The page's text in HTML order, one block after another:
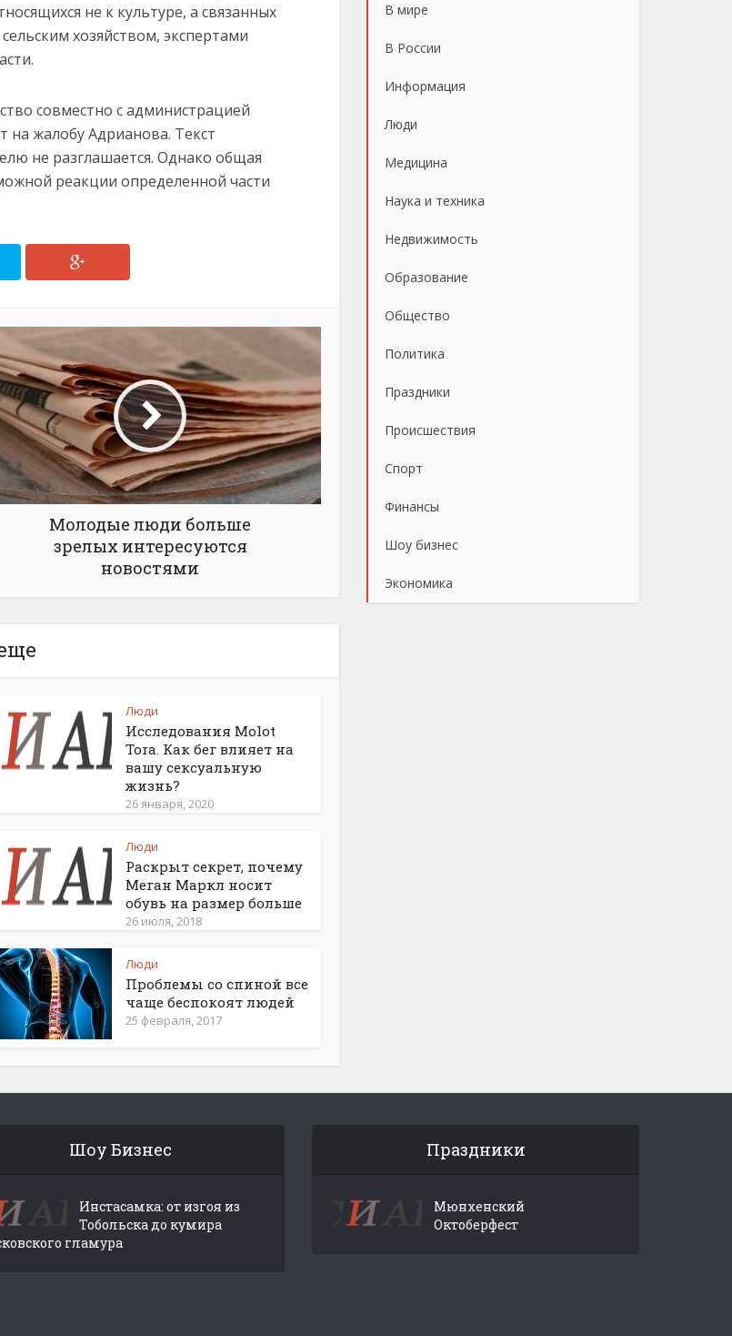
не к культуре, а связанных
хозяйством, экспертами
совместно с администрацией
на жалобу Адрианова. Текст
не разглашается. Однако общая
реакции определенной части
Молодые люди больше
зрелых интересуются
новостями
Люди
Исследования Molot
Tora. Как бег влияет на
вашу сексуальную
жизнь?
26 января, 2020
Люди
Раскрыт секрет, почему
Меган Маркл носит
обувь на размер больше
26 июля, 2018
Люди
Проблемы со спиной все
чаще беспокоят людей
25 февраля, 2017
В мире
В России
Информация
Люди
Медицина
Наука и техника
Недвижимость
Образование
Общество
Политика
Праздники
Происшествия
Спорт
Финансы
Шоу бизнес
Экономика
Шоу Бизнес
Инстасамка: от изгоя из
Тобольска до кумира
гламура
Праздники
Мюнхенский
Октоберфест